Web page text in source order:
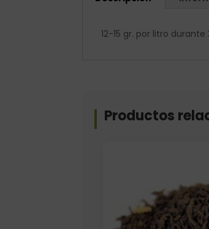
12-15 gr. por litro
Productos